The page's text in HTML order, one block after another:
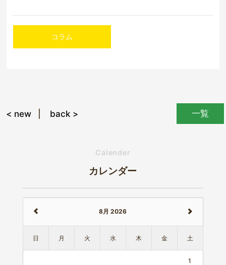
コラム
一覧
< new back >
Calender
カレンダー
8月 2026
日 月 火 水 木 金 土
1